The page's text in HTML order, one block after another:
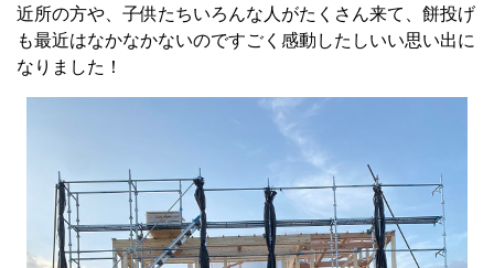
近所の方や、子供たちいろんな人がたくさん来て、餅投げ
も最近はなかなかないのですごく感動したしいい思い出に
なりました！